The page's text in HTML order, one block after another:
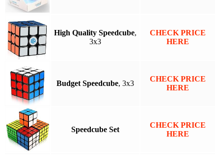
High Quality Speedcube,
3x3
CHECK PRICE
HERE
Budget Speedcube, 3x3
CHECK PRICE
HERE
Speedcube Set
CHECK PRICE
HERE